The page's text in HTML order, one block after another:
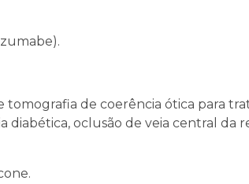
tomografia de coerência ótica para
oclusão de veia central da